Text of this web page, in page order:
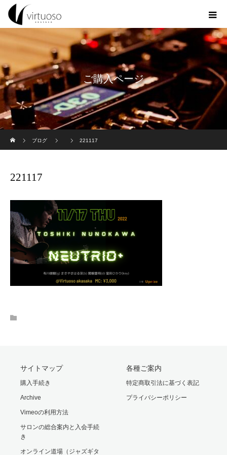
ご購入ページ
ブログ
221117
221117
サイトマップ
購入手続き
Archive
Vimeoの利用方法
サロンの総合案内と入会手続
き
オンライン道場（ジャズギタ
各種ご案内
特定商取引法に基づく表記
プライバシーポリシー